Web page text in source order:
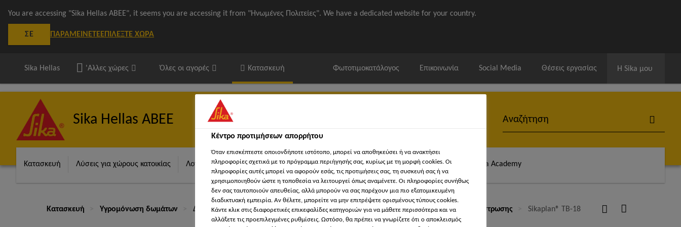
You are accessing "Sika Hellas ΑΒΕΕ", it seems you are accessing it from "Ηνωμένες Πολιτείες". We have a dedicated website for your country.
ΣΕ ΠΑΡΑΜΕΊΝΕΤΕΕΠΙΛΈΞΤΕ ΧΏΡΑ
Sika Hellas 'Αλλες χώρες Όλες οι αγορές Κατασκευή Φωτοτιμοκατάλογος Επικοινωνία Social Media Θέσεις εργασίας Η Sika μου
Sika Hellas ΑΒΕΕ
Κατασκευή Λύσεις για χώρους κατοικίας Λογισμικά Sika / ΒΙΜ 'Εγγραφα Βρείτε κατάστημα Sika 'Εργα Αναφοράς Sika Academy
Κατασκευή Υγρομόνωση δωμάτων Δώματα με επικάλυψη φορτίου Συστήματα συνθετικών μεμβρανών χαλαρής διάστρωσης Sikaplan® TB-18
Κέντρο προτιμήσεων απορρήτου
Όταν επισκέπτεστε οποιονδήποτε ιστότοπο, μπορεί να αποθηκεύσει ή να ανακτήσει
πληροφορίες σχετικά με το πρόγραμμα περιήγησής σας, κυρίως με τη μορφή cookies. Οι
πληροφορίες αυτές μπορεί να αφορούν εσάς, τις προτιμήσεις σας, τη συσκευή σας ή να
χρησιμοποιηθούν ώστε η τοποθεσία να λειτουργεί όπως αναμένετε. Οι πληροφορίες συνήθως
δεν σας ταυτοποιούν απευθείας, αλλά μπορούν να σας παρέχουν μια πιο εξατομικευμένη
διαδικτυακή εμπειρία. Αν θέλετε, μπορείτε να μην επιτρέψετε ορισμένους τύπους cookies.
Κάντε κλικ στις διαφορετικές επικεφαλίδες κατηγοριών για να μάθετε περισσότερα και να
αλλάξετε τις προεπιλεγμένες ρυθμίσεις. Ωστόσο, θα πρέπει να γνωρίζετε ότι ο αποκλεισμός